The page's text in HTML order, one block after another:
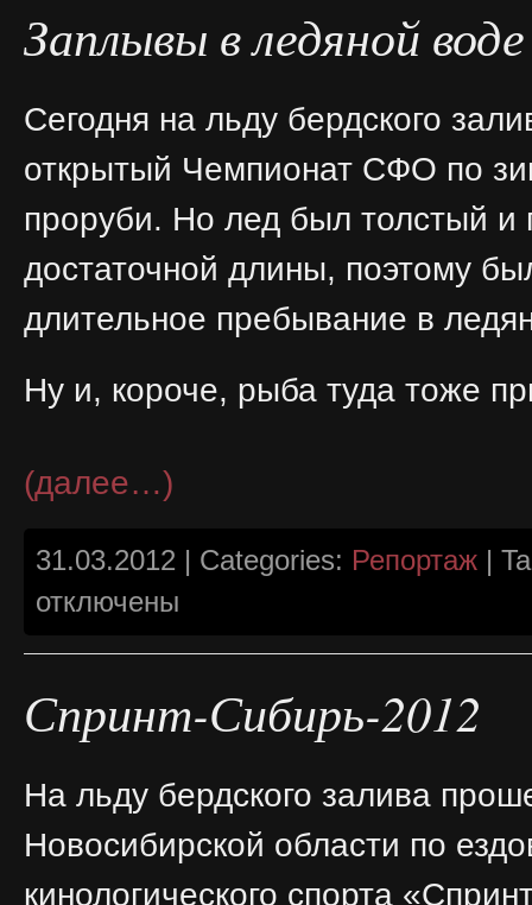
Заплывы в ледяной воде
Сегодня на льду бердского
открытый Чемпионат СФО по
проруби. Но лед был толстый и
достаточной длины, поэтому
длительное пребывание в
Ну и, короче, рыба туда тоже
(далее…)
31.03.2012 | Categories: Репортаж |
отключены
Спринт-Сибирь-2012
На льду бердского залива
Новосибирской области по
кинологического спорта